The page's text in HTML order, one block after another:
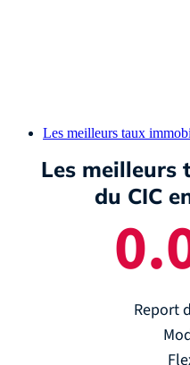
Les meilleurs taux
Les meilleurs
du CIC
Report